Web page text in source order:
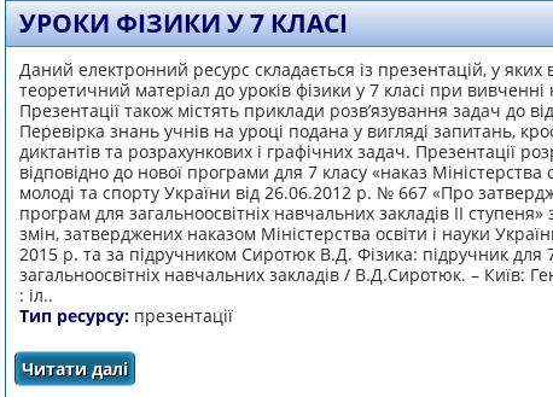
УРОКИ ФІЗИКИ У 7 КЛАСІ
Даний електронний ресурс складається із презентацій, у яких
теоретичний матеріал до уроків фізики у 7 класі при вивченні
Презентації також містять приклади розв’язування задач до
Перевірка знань учнів на уроці подана у вигляді запитань,
диктантів та розрахункових і графічних задач. Презентації
відповідно до нової програми для 7 класу «наказ Міністерства
молоді та спорту України від 26.06.2012 р. № 667 «Про
програм для загальноосвітніх навчальних закладів ІІ
змін, затверджених наказом Міністерства освіти і науки
2015 р. та за підручником Сиротюк В.Д. Фізика: підручник для
загальноосвітніх навчальних закладів / В.Д.Сиротюк. – Київ:
: іл..
Тип ресурсу: презентації
Читати даліпро Уроки фізики у 7 класі